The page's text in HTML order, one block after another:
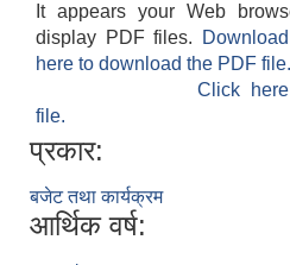
It appears your Web
display PDF files.
here to download the PDF file.
Click
file.
प्रकार:
बजेट तथा कार्यक्रम
आर्थिक वर्ष: